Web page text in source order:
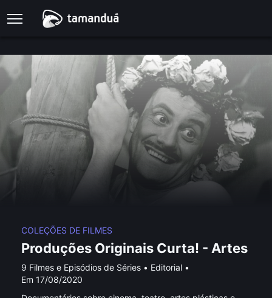
COLEÇÕES DE FILMES
Produções Originais Curta! - Artes
9 Filmes e Episódios de Séries • Editorial •
Em 17/08/2020